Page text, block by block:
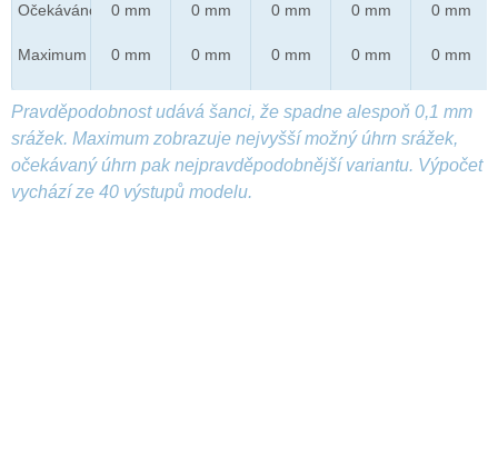
Očekáváno
Maximum
0 mm
0 mm
0 mm
0 mm
0 mm
0 mm
0 mm
0 mm
0 mm
0 mm
Pravděpodobnost udává šanci, že spadne alespoň 0,1 mm
srážek. Maximum zobrazuje nejvyšší možný úhrn srážek,
očekávaný úhrn pak nejpravděpodobnější variantu. Výpočet
vychází ze 40 výstupů modelu.